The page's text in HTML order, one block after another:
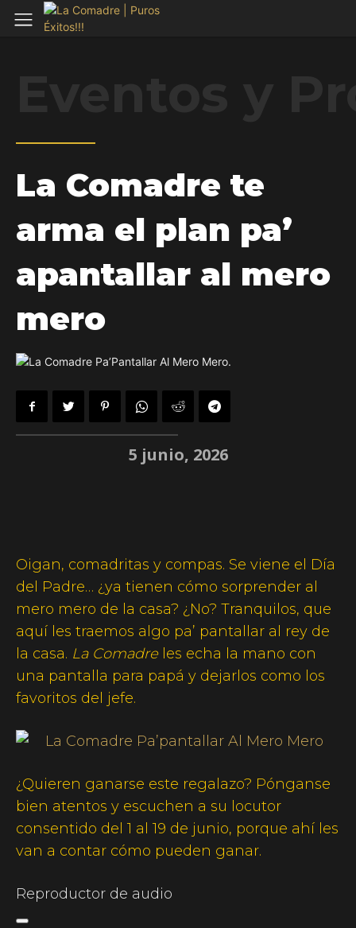
La Comadre te
arma el plan pa’
apantallar al mero
mero
5 junio, 2026
Oigan, comadritas y compas. Se viene el Día
del Padre… ¿ya tienen cómo sorprender al
mero mero de la casa? ¿No? Tranquilos, que
aquí les traemos algo pa’ pantallar al rey de
la casa. La Comadreles echa la mano con
una pantalla para papá y dejarlos como los
favoritos del jefe.
¿Quieren ganarse este regalazo? Pónganse
bien atentos y escuchen a su locutor
consentido del 1 al 19 de junio, porque ahí les
van a contar cómo pueden ganar.
Reproductor de audio